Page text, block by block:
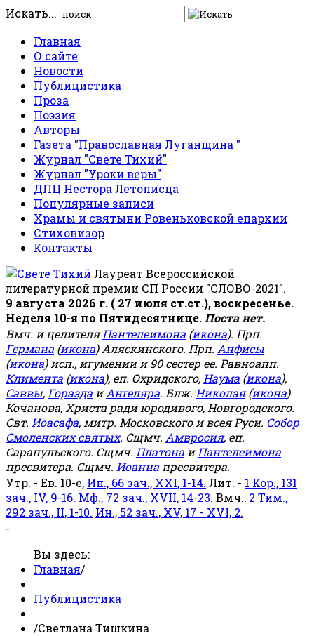
Искать...
Главная
О сайте
Новости
Публицистика
Проза
Поэзия
Авторы
Газета "Православная Луганщина "
Журнал "Свете Тихий"
Журнал "Уроки веры"
ДПЦ Нестора Летописца
Популярные записи
Храмы и святыни Ровеньковской епархии
Стиховизор
Контакты
Лауреат Всероссийской
литературной премии СП России "СЛОВО-2021".
9 августа 2026 г. ( 27 июля ст.ст.), воскресенье.
Неделя 10-я по Пятидесятнице. Поста нет.
Вмч. и целителяПантелеимона (икона). Прп.
Германа (икона) Аляскинского. Прп. Анфисы
(икона) исп., игумении и 90 сестер ее. Равноапп.
Климента (икона), еп. Охридского, Наума (икона),
Саввы, Горазда иАнгеляра. Блж. Николая(икона)
Кочанова, Христа ради юродивого, Новгородского.
Свт. Иоасафа, митр. Московского и всея Руси. Собор
Смоленских святых. Сщмч. Амвросия, еп.
Сарапульского. Сщмч. Платона иПантелеимона
пресвитера. Сщмч. Иоанна пресвитера.
Утр. - Ев. 10-е, Ин., 66 зач., XXI, 1-14. Лит. - 1 Кор., 131
зач., IV, 9-16. Мф., 72 зач., XVII, 14-23. Вмч.: 2 Тим.,
292 зач., II, 1-10. Ин., 52 зач., XV, 17 - XVI, 2.
-
Вы здесь:
Главная/
Публицистика
/Светлана Тишкина